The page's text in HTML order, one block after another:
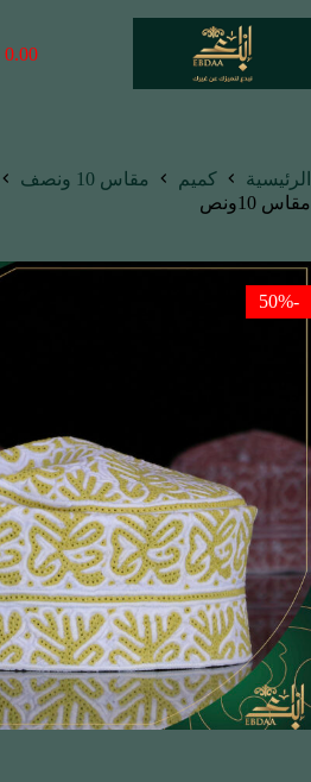
0.00
الرئيسية كميم مقاس 10 ونصف
مقاس 10ونص
-50%